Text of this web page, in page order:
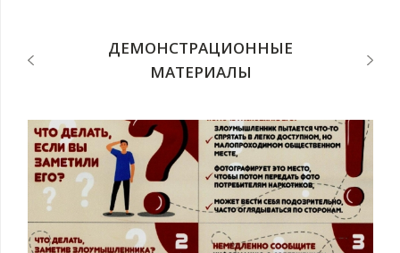
ДЕМОНСТРАЦИОННЫЕ
МАТЕРИАЛЫ